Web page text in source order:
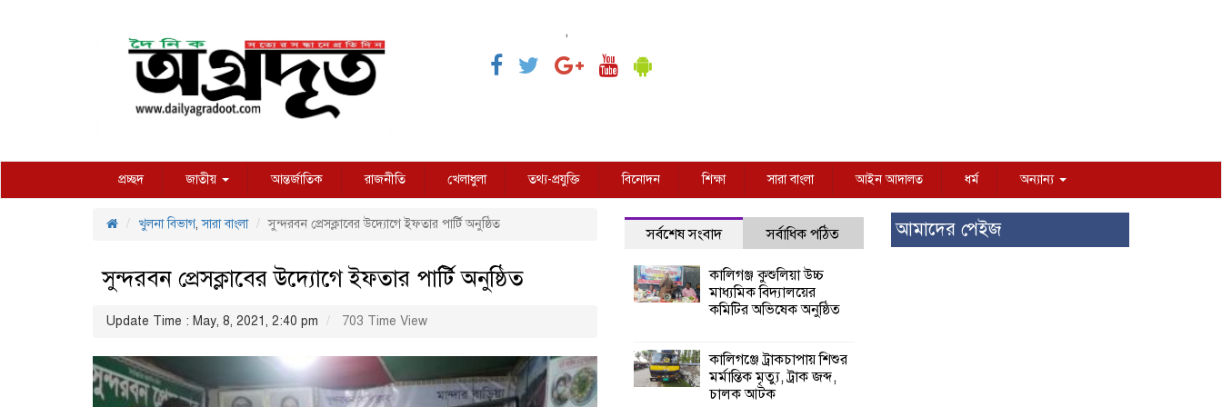
,
প্রচ্ছদ জাতীয় আন্তর্জাতিক রাজনীতি খেলাধুলা তথ্য-প্রযুক্তি বিনোদন শিক্ষা সারা বাংলা আইন আদালত ধর্ম অন্যান্য
খুলনা বিভাগ,সারা বাংলা সুন্দরবন প্রেসক্লাবের উদ্যোগে ইফতার পার্টি অনুষ্ঠিত
সুন্দরবন প্রেসক্লাবের উদ্যোগে ইফতার পার্টি অনুষ্ঠিত
Update Time : May, 8, 2021, 2:40 pm 703 Time View
সর্বশেষ সংবাদ সর্বাধিক পঠিত
কালিগঞ্জ কুশুলিয়া উচ্চ
মাধ্যমিক বিদ্যালয়ের
কমিটির অভিষেক অনুষ্ঠিত
কালিগঞ্জে ট্রাকচাপায় শিশুর
মর্মান্তিক মৃত্যু, ট্রাক জব্দ,
চালক আটক
আমাদের পেইজ